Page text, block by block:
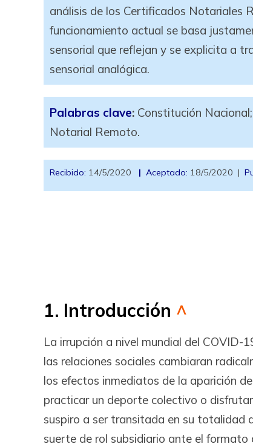
análisis de los Certificados Notariales
funcionamiento actual se basa
sensorial que reflejan y se explicita a
sensorial analógica.
Palabras clave: Constitución
Notarial Remoto.
Recibido: 14/5/2020 | Aceptado: 18/5/2020 |
1. Introducción ^
La irrupción a nivel mundial del COVID-
las relaciones sociales cambiaran
los efectos inmediatos de la aparición
practicar un deporte colectivo o
suspiro a ser transitada en su totalidad
suerte de rol subsidiario ante el